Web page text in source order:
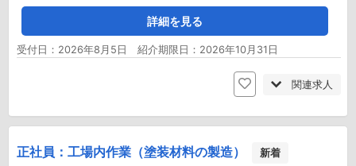
詳細を見る
受付日：2026年8月5日 紹介期限日：2026年10月31日
関連求人
正社員：工場内作業（塗装材料の製造） 新着